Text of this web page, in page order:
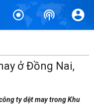
ở Đồng Nai,
ty dệt may trong Khu